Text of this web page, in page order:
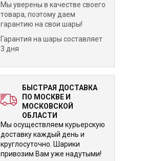
Мы уверены в качестве своего
товара, поэтому даем
гарантию на свои шары!
Гарантия на шары составляет
3 дня
БЫСТРАЯ ДОСТАВКА
ПО МОСКВЕ И
МОСКОВСКОЙ
ОБЛАСТИ
Мы осуществляем курьерскую
доставку каждый день и
круглосуточно. Шарики
привозим Вам уже надутыми!